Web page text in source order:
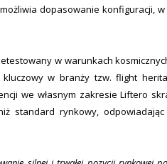
dopasowanie konfiguracji,
w warunkach
w branży tzw. flight
we własnym zakresie Liftero
standard rynkowy,